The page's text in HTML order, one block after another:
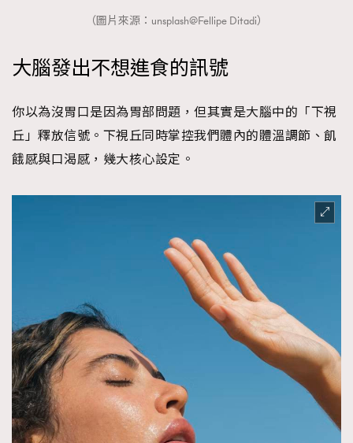
（圖片來源：unsplash@Fellipe Ditadi）
大腦發出不想進食的訊號
你以為沒胃口是因為胃部問題，但其實是大腦中的「下視
丘」釋放信號。下視丘同時掌控我們體內的體溫調節、飢
餓感與口渴感，幾大核心設定。